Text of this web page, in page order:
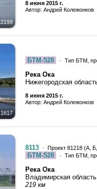
2199
8 июня 2015 г.
Автор: Андрей Колежонков
1617
БТМ-528 · Тип БТМ,
Река Ока
Нижегородская
8 июня 2015 г.
Автор: Андрей Колежонков
8113 · Проект 81218 (А,
БТМ-528 · Тип БТМ,
Река Ока
Владимирская
219 км